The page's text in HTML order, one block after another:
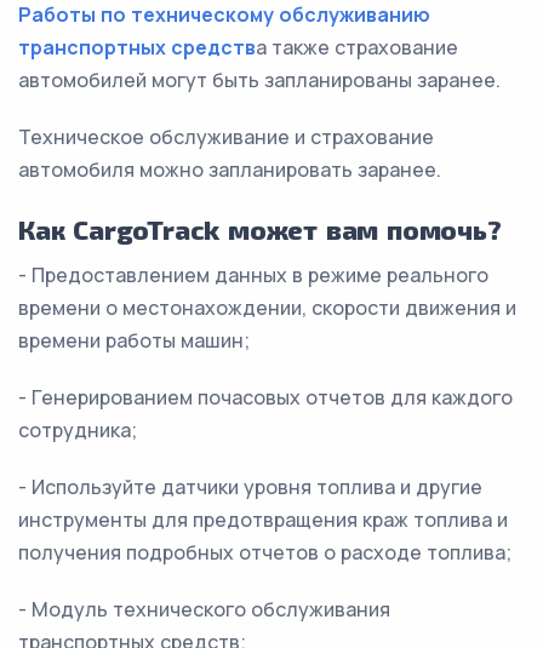
Работы по техническому обслуживанию
транспортных средства также страхование
автомобилей могут быть запланированы заранее.
Техническое обслуживание и страхование
автомобиля можно запланировать заранее.
Как CargoTrack может вам помочь?
- Предоставлением данных в режиме реального
времени о местонахождении, скорости движения и
времени работы машин;
- Генерированием почасовых отчетов для каждого
сотрудника;
- Используйте датчики уровня топлива и другие
инструменты для предотвращения краж топлива и
получения подробных отчетов о расходе топлива;
- Модуль технического обслуживания
транспортных средств;